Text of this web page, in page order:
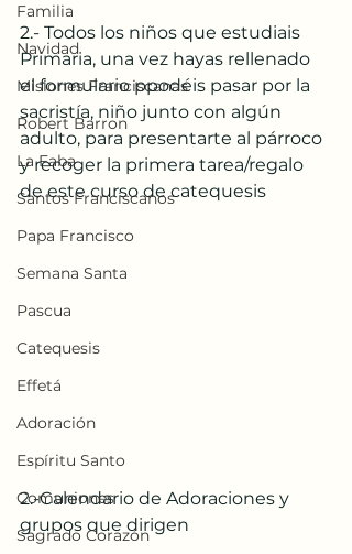
Familia
Navidad
Misiones Franciscanas
Robert Barron
La Faba
Santos Franciscanos
Papa Francisco
Semana Santa
Pascua
Catequesis
Effetá
Adoración
Espíritu Santo
Comuniones
Sagrado Corazón
2.- Todos los niños que estudiais
Primaria, una vez hayas rellenado
el formulario ppodéis pasar por la
sacristía, niño junto con algún
adulto, para presentarte al párroco
y recoger la primera tarea/regalo
de este curso de catequesis
2.-Calendario de Adoraciones y
grupos que dirigen